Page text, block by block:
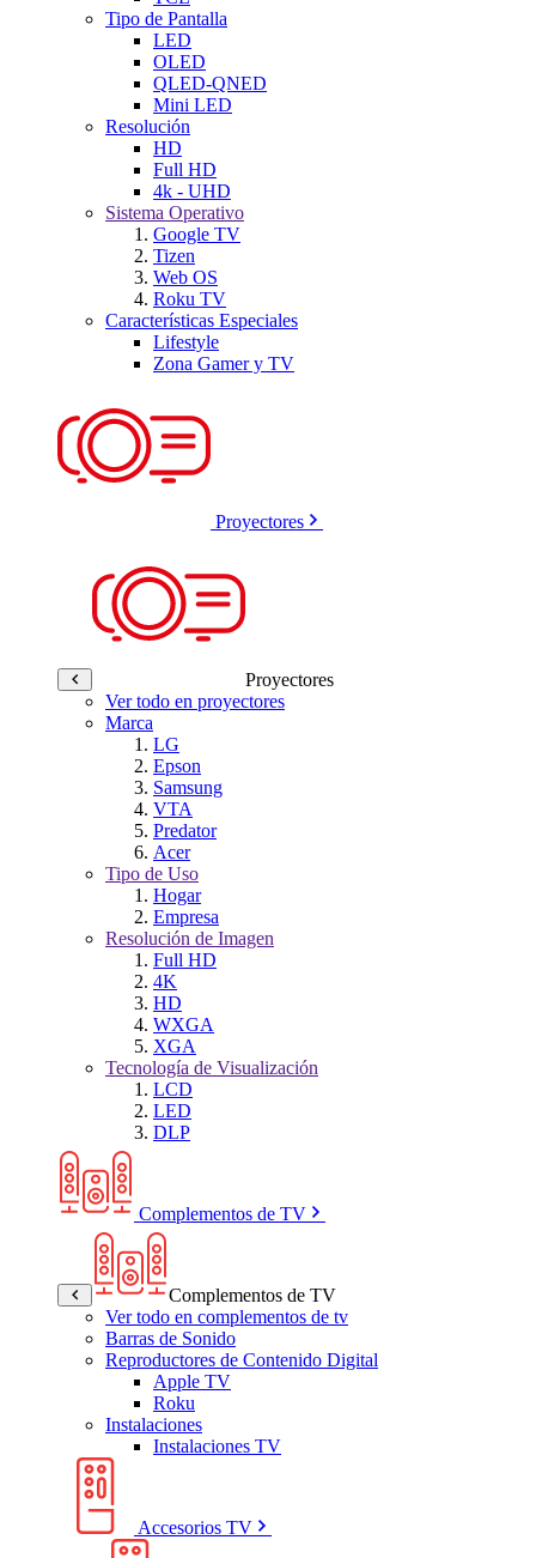
Tipo de Pantalla
LED
OLED
QLED-QNED
Mini LED
Resolución
HD
Full HD
4k - UHD
Sistema Operativo
Google TV
Tizen
Web OS
Roku TV
Características Especiales
Lifestyle
Zona Gamer y TV
Proyectores
Proyectores
Ver todo en proyectores
Marca
LG
Epson
Samsung
VTA
Predator
Acer
Tipo de Uso
Hogar
Empresa
Resolución de Imagen
Full HD
4K
HD
WXGA
XGA
Tecnología de Visualización
LCD
LED
DLP
Complementos de TV
Complementos de TV
Ver todo en complementos de tv
Barras de Sonido
Reproductores de Contenido Digital
Apple TV
Roku
Instalaciones
Instalaciones TV
Accesorios TV